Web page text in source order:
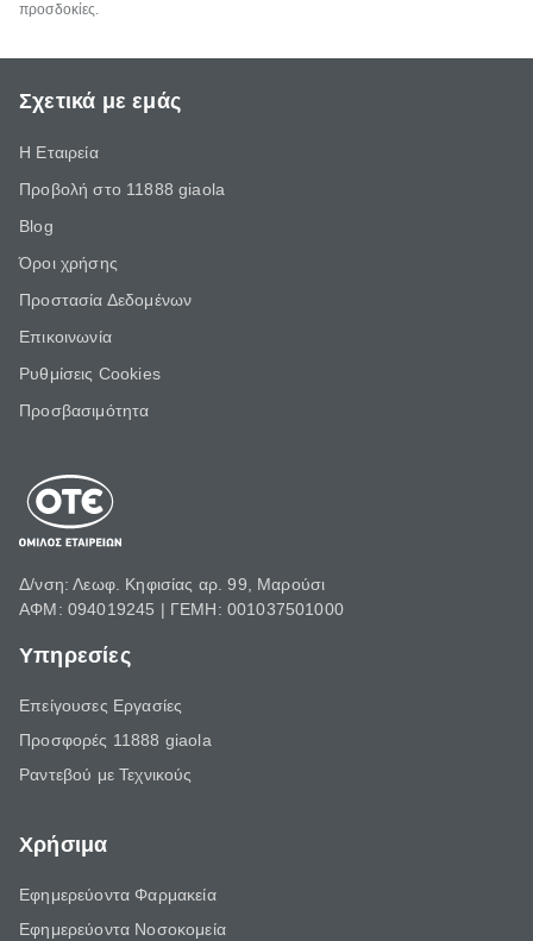
προσδοκίες.
Σχετικά με εμάς
Η Εταιρεία
Προβολή στο 11888 giaola
Blog
Όροι χρήσης
Προστασία Δεδομένων
Επικοινωνία
Ρυθμίσεις Cookies
Προσβασιμότητα
Δ/νση: Λεωφ. Κηφισίας αρ. 99, Μαρούσι
ΑΦΜ: 094019245 | ΓΕΜΗ: 001037501000
Υπηρεσίες
Επείγουσες Εργασίες
Προσφορές 11888 giaola
Ραντεβού με Τεχνικούς
Χρήσιμα
Εφημερεύοντα Φαρμακεία
Εφημερεύοντα Νοσοκομεία